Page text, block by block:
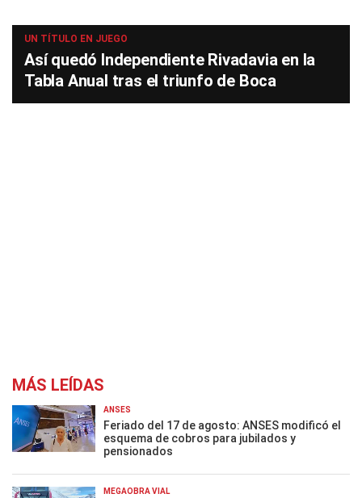
UN TÍTULO EN JUEGO
Así quedó Independiente Rivadavia en la
Tabla Anual tras el triunfo de Boca
MÁS LEÍDAS
ANSES
Feriado del 17 de agosto: ANSES modificó el
esquema de cobros para jubilados y
pensionados
MEGAOBRA VIAL